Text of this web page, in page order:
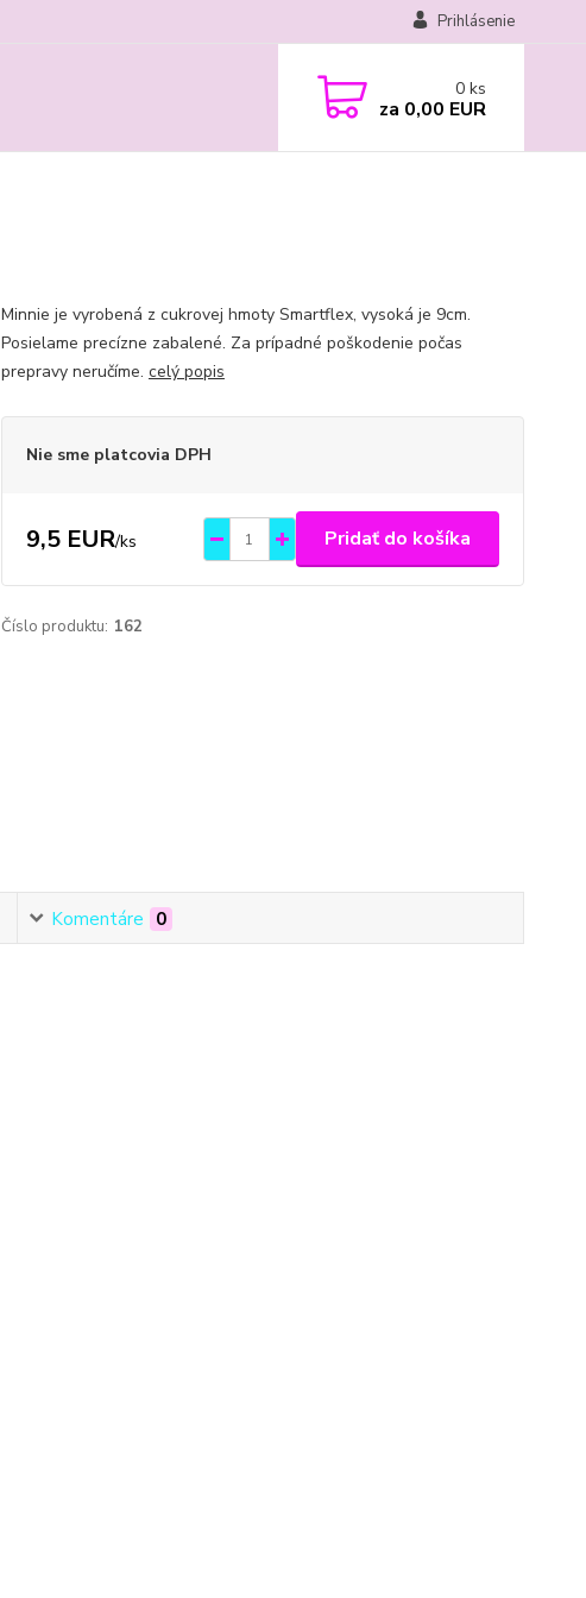
Prihlásenie
0 ks
za 0,00 EUR
Minnie je vyrobená z cukrovej hmoty Smartflex, vysoká je 9cm.
Posielame precízne zabalené. Za prípadné poškodenie počas
prepravy neručíme. celý popis
Nie sme platcovia DPH
9,5 EUR/ks Pridať do košíka
Číslo produktu: 162
Komentáre 0